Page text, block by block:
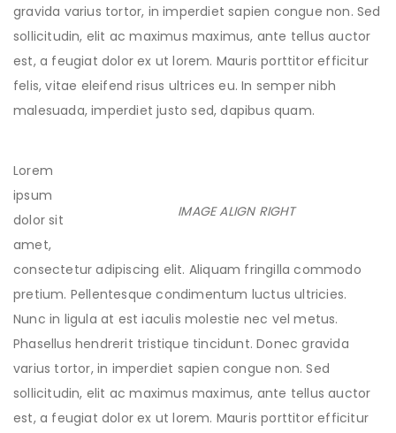
gravida varius tortor, in imperdiet sapien congue non. Sed
sollicitudin, elit ac maximus maximus, ante tellus auctor
est, a feugiat dolor ex ut lorem. Mauris porttitor efficitur
felis, vitae eleifend risus ultrices eu. In semper nibh
malesuada, imperdiet justo sed, dapibus quam.
IMAGE ALIGN RIGHT
Lorem
ipsum
dolor sit
amet,
consectetur adipiscing elit. Aliquam fringilla commodo
pretium. Pellentesque condimentum luctus ultricies.
Nunc in ligula at est iaculis molestie nec vel metus.
Phasellus hendrerit tristique tincidunt. Donec gravida
varius tortor, in imperdiet sapien congue non. Sed
sollicitudin, elit ac maximus maximus, ante tellus auctor
est, a feugiat dolor ex ut lorem. Mauris porttitor efficitur